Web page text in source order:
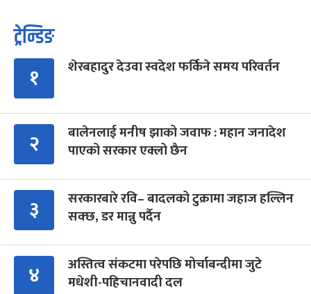
ट्रेन्डिङ
१ शेरबहादुर देउवा स्वदेश फर्किने समय परिवर्तन
२
बालेनलाई मनीष झाको जवाफ : महान जनादेश
पाएको सरकार एक्लो छैन
३
सरकारबारे रवि– बादलको टुक्रामा जहाज हल्लिन
सक्छ, डर मान्नु पर्दैन
४
अस्तित्व संकटमा परेपछि मोर्चाबन्दीमा जुटे
मधेशी-पहिचानवादी दल